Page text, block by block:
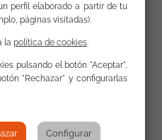
en 14 comunidades
web
perfil elaborado a partir de tu
páginas visitadas).
la política de cookies
pulsando el botón "Aceptar",
"Rechazar" y configurarlas
Configurar